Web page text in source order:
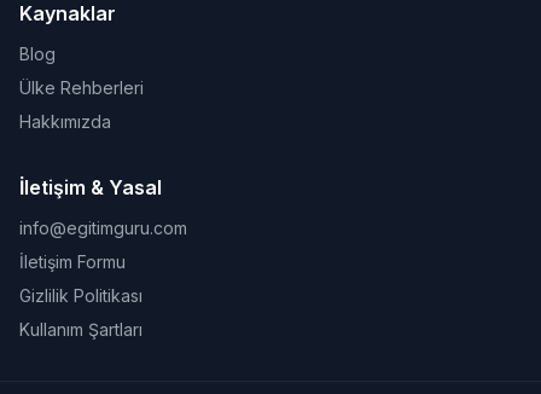
Kaynaklar
Blog
Ülke Rehberleri
Hakkımızda
İletişim & Yasal
info@egitimguru.com
İletişim Formu
Gizlilik Politikası
Kullanım Şartları